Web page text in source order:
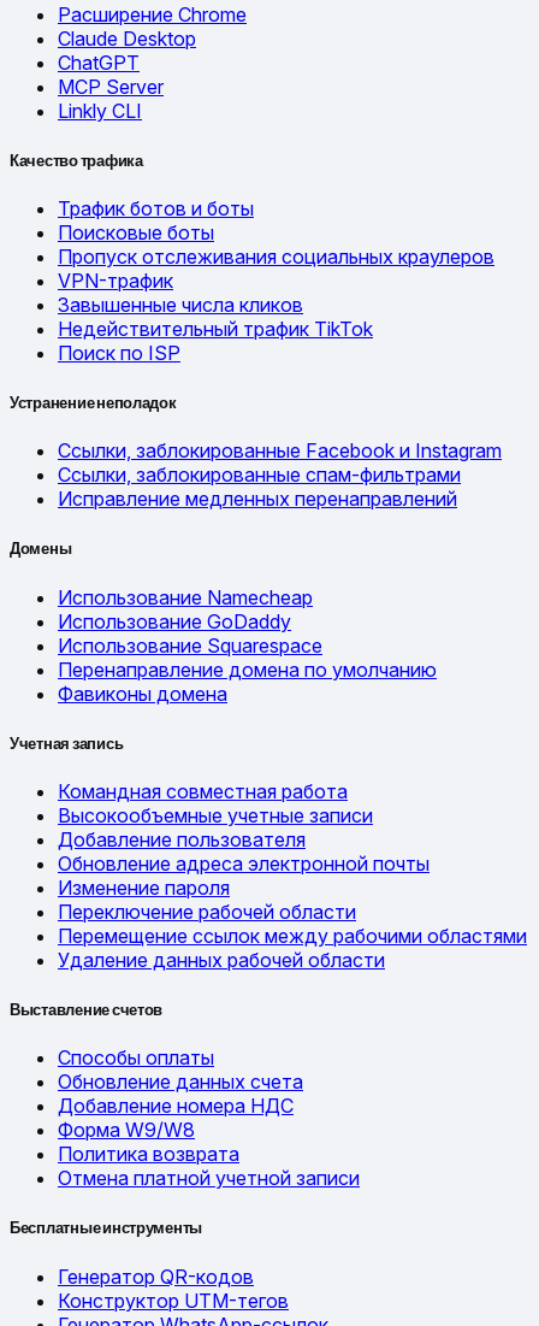
Расширение Chrome
Claude Desktop
ChatGPT
MCP Server
Linkly CLI
Качество трафика
Трафик ботов и боты
Поисковые боты
Пропуск отслеживания социальных краулеров
VPN-трафик
Завышенные числа кликов
Недействительный трафик TikTok
Поиск по ISP
Устранение неполадок
Ссылки, заблокированные Facebook и Instagram
Ссылки, заблокированные спам-фильтрами
Исправление медленных перенаправлений
Домены
Использование Namecheap
Использование GoDaddy
Использование Squarespace
Перенаправление домена по умолчанию
Фавиконы домена
Учетная запись
Командная совместная работа
Высокообъемные учетные записи
Добавление пользователя
Обновление адреса электронной почты
Изменение пароля
Переключение рабочей области
Перемещение ссылок между рабочими областями
Удаление данных рабочей области
Выставление счетов
Способы оплаты
Обновление данных счета
Добавление номера НДС
Форма W9/W8
Политика возврата
Отмена платной учетной записи
Бесплатные инструменты
Генератор QR-кодов
Конструктор UTM-тегов